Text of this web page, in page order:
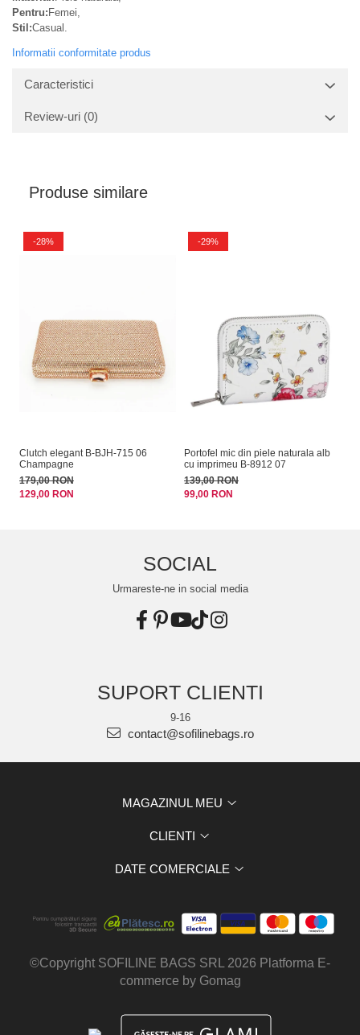
Pentru:Femei,
Stil:Casual.
Informatii conformitate produs
Caracteristici
Review-uri (0)
Produse similare
-28%
Clutch elegant B-BJH-715 06
Champagne
179,00 RON
129,00 RON
-29%
Portofel mic din piele naturala alb
cu imprimeu B-8912 07
139,00 RON
99,00 RON
SOCIAL
Urmareste-ne in social media
SUPORT CLIENTI
9-16
contact@sofilinebags.ro
MAGAZINUL MEU
CLIENTI
DATE COMERCIALE
©Copyright SOFILINE BAGS SRL 2026 Platforma E-
commerce by Gomag